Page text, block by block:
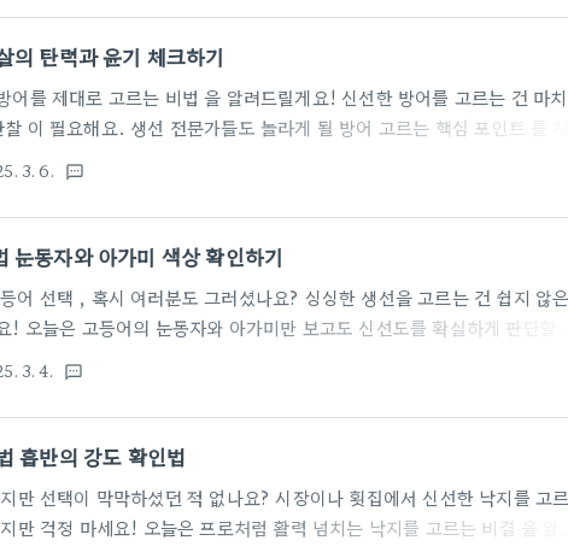
의 탄력과 윤기 체크하기
을 알려드릴게요! 신선한 방어를 고르는 건 마치
를 지
정말 중요한 요소 예요! 전문가들은 신선한
인상이 정말 중요 해요. 생선의
실한 지표 중 하나거든요.신선도의 첫 번째 체크포인트: 눈신선한 방어의
3. 6. textsms
눈동자와 아가미 색상 확인하기
을 고르는 건 쉽지 않은
유해볼게요.눈동자로 본 생선의 신선도싱싱한 고등어의 눈은 특별한 비밀
3. 4. textsms
흡반의 강도 확인법